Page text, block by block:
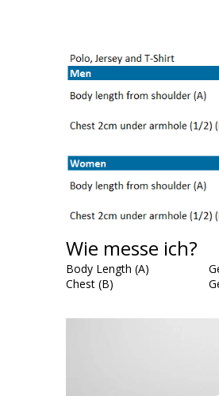
Wie messe ich?
Body Length (A)
Chest (B)